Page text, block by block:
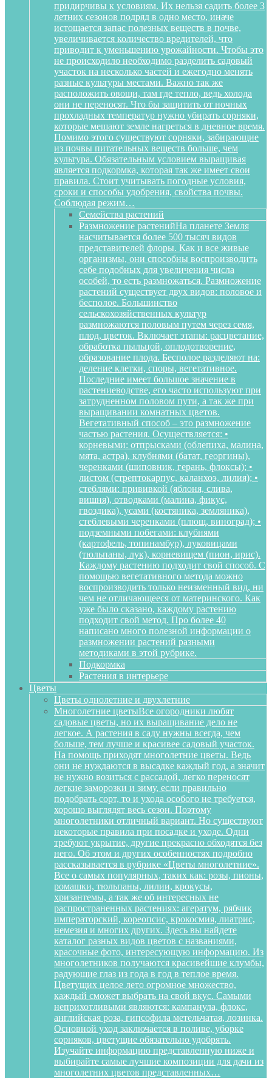
придирчивы к условиям. Их нельзя садить более 3
летних сезонов подряд в одно место, иначе
истощается запас полезных веществ в почве,
увеличивается количество вредителей, что
приводит к уменьшению урожайности. Чтобы это
не происходило необходимо разделить садовый
участок на несколько частей и ежегодно менять
разные культуры местами. Важно так же
расположить овощи, там где тепло, ведь холода
они не переносят. Что бы защитить от ночных
прохладных температур нужно убирать сорняки,
которые мешают земле нагреться в дневное время.
Помимо этого существуют сорняки, забирающие
из почвы питательных веществ больше, чем
культура. Обязательным условием выращивая
является подкормка, которая так же имеет свои
правила. Стоит учитывать погодные условия,
сроки и способы удобрения, свойства почвы.
Соблюдая режим…
Семейства растений
Размножение растенийНа планете Земля
насчитывается более 500 тысяч видов
представителей флоры. Как и все живые
организмы, они способны воспроизводить
себе подобных для увеличения числа
особей, то есть размножаться. Размножение
растений существует двух видов: половое и
бесполое. Большинство
сельскохозяйственных культур
размножаются половым путем через семя,
плод, цветок. Включает этапы: расцветание,
обработка пыльцой, оплодотворение,
образование плода. Бесполое разделяют на:
деление клетки, споры, вегетативное.
Последние имеет большое значение в
растениеводстве, его часто используют при
затрудненном половом пути, а так же при
выращивании комнатных цветов.
Вегетативный способ – это размножение
частью растения. Осуществляется: •
корневыми: отпрысками (облепиха, малина,
мята, астра), клубнями (батат, георгины),
черенками (шиповник, герань, флоксы); •
листом (стрептокарпус, каланхоэ, лилия); •
стеблями: прививкой (яблоня, слива,
вишня), отводками (малина, фикус,
гвоздика), усами (костяника, земляника),
стеблевыми черенками (плющ, виноград); •
подземными побегами: клубнями
(картофель, топинамбур), луковицами
(тюльпаны, лук), корневищем (пион, ирис).
Каждому растению подходит свой способ. С
помощью вегетативного метода можно
воспроизводить только неизменный вид, ни
чем не отличающееся от материнского. Как
уже было сказано, каждому растению
подходит свой метод. Про более 40
написано много полезной информации о
размножении растений разными
методиками в этой рубрике.
Подкормка
Растения в интерьере
Цветы
Цветы однолетние и двухлетние
Многолетние цветыВсе огородники любят
садовые цветы, но их выращивание дело не
легкое. А растения в саду нужны всегда, чем
больше, тем лучше и красивее садовый участок.
На помощь приходят многолетние цветы. Ведь
они не нуждаются в высадке каждый год, а значит
не нужно возиться с рассадой, легко переносят
легкие заморозки и зиму, если правильно
подобрать сорт, то и ухода особого не требуется,
хорошо выглядят весь сезон. Поэтому
многолетники отличный вариант. Но существуют
некоторые правила при посадке и уходе. Одни
требуют укрытие, другие прекрасно обходятся без
него. Об этом и других особенностях подробно
рассказывается в рубрике «Цветы многолетние».
Все о самых популярных, таких как: розы, пионы,
ромашки, тюльпаны, лилии, крокусы,
хризантемы, а так же об интересных не
распространенных растениях: агератум, рябчик
императорский, кореопсис, крокосмия, лиатрис,
немезия и многих других. Здесь вы найдете
каталог разных видов цветов с названиями,
красочные фото, интересующую информацию. Из
многолетников получаются красивейшие клумбы,
радующие глаз из года в год в теплое время.
Цветущих целое лето огромное множество,
каждый сможет выбрать на свой вкус. Самыми
неприхотливыми являются: кампанула, флокс,
английская роза, гипсофила метельчатая, лозинка.
Основной уход заключается в поливе, уборке
сорняков, цветущие обязательно удобрять.
Изучайте информацию представленную ниже и
выбирайте самые лучшие композиции для дачи из
многолетних цветов представленных…